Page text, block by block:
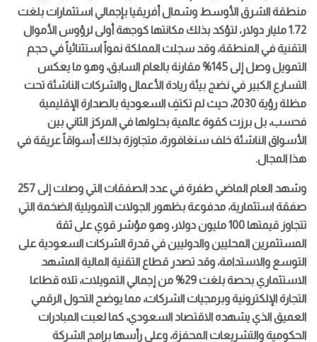
منطقة الشرق الأوسط وشمال أفريقيا بإجمالي استثمارات بلغت
1.72 مليار دولار، لتؤكد بذلك مكانتها كوجهة أولى لرؤوس الأموال
التقنية في المنطقة، وقد سجلت المملكة نمواً استثنائياً في حجم
التمويل وصل إلى 145% مقارنة بالعام السابق، وهو ما يعكس
التسارع الكبير في نضج بيئة ريادة الأعمال والشركات الناشئة تحت
مظلة رؤية 2030، حيث لم تكتفِ السعودية بالصدارة الإقليمية
فحسب، بل برزت كقوة عالمية بحلولها في المركز الثاني بين
الأسواق الناشئة خلف سنغافورة، متجاوزة بذلك أسواقاً عريقة في
هذا المجال.
وشهد العام الماضي طفرة في عدد الصفقات التي وصلت إلى 257
صفقة استثمارية، مدفوعة بظهور الجولات التمويلية الضخمة التي
تتجاوز قيمتها 100 مليون دولار، وهو مؤشر قوي على ثقة
المستثمرين المحليين والدوليين في قدرة الشركات السعودية على
التوسع والاستدامة، وقد تصدر قطاع التقنية المالية المشهد
الاستثماري بحصة بلغت 29% من إجمالي التمويلات، تلاه قطاعا
التجارة الإلكترونية وبرمجيات الشركات، مما يوضح التحول الرقمي
العميق الذي يشهده الاقتصاد السعودي، كما لعبت المبادرات
الحكومية والتشريعات المحفزة، وعلى رأسها برامج الشركة